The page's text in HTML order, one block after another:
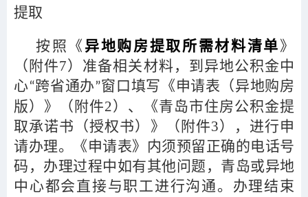
提取
按照《 异地购房提取所需材料清单》
（附件7）准备相关材料，到异地公积金中
心“跨省通办”窗口填写《申请表（异地购房
版）》（附件2）、《青岛市住房公积金提
取承诺书（授权书）》（附件3），进行申
请办理。《申请表》内须预留正确的电话号
码，办理过程中如有其他问题，青岛或异地
中心都会直接与职工进行沟通。办理结束